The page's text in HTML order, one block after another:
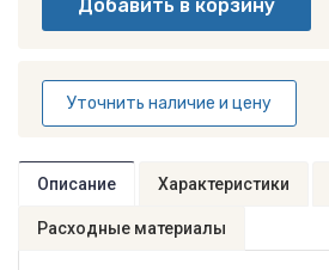
Уточнить наличие и цену
Описание Характеристики
Расходные материалы